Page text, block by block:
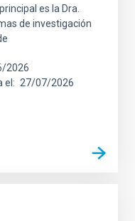
es la Dra.
de investigación
2026
el
27/07/2026